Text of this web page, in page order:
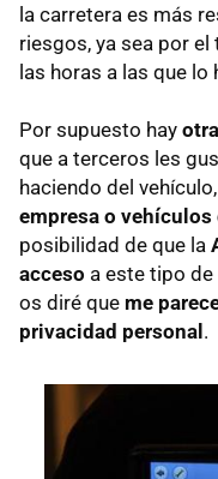
la carretera es más
riesgos, ya sea por
las horas a las que lo
Por supuesto hay
que a terceros les
haciendo del
empresa o vehículos
posibilidad de que la
acceso a este tipo de
os diré que me
privacidad personal .